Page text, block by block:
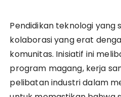
Pendidikan teknologi yang
kolaborasi yang erat
komunitas. Inisiatif ini
program magang, kerja
pelibatan industri dalam